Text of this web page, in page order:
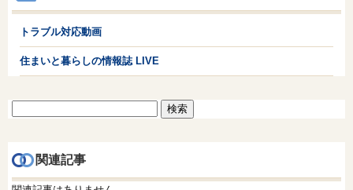
トラブル対応動画
住まいと暮らしの情報誌 LIVE
索:
関連記事